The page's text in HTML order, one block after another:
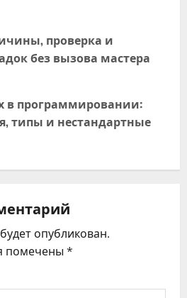
проверка и
без вызова мастера
в программировании:
типы и нестандартные
опубликован.
помечены *